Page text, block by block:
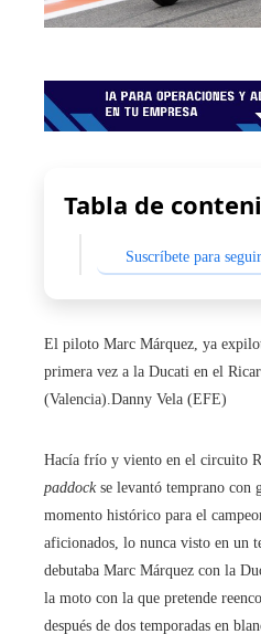
Tabla de
Suscríbete para
El piloto Marc Márquez, ya
primera vez a la Ducati en el
(Valencia). Danny Vela (EFE)
Hacía frío y viento en el circuito
paddockse levantó temprano con
momento histórico para el
aficionados, lo nunca visto en un
debutaba Marc Márquez con la
la moto con la que pretende
después de dos temporadas en